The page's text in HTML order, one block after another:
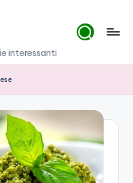
interessanti